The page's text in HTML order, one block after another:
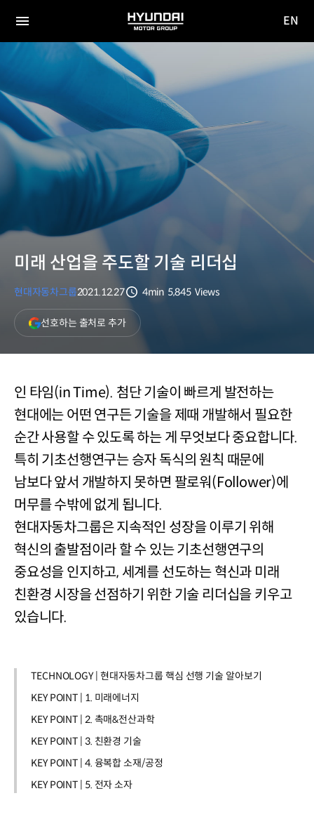
전체
HYUNDAI
MOTOR
GROUP
이동
EN
미래 산업을 주도할 기술 리더십
현대자동차그룹2021.12.27
4min 5,845 Views
선호하는 출처로 추가(새
창
열림)
인 타임(in Time). 첨단 기술이 빠르게 발전하는
현대에는 어떤 연구든 기술을 제때 개발해서 필요한
순간 사용할 수 있도록 하는 게 무엇보다 중요합니다.
특히 기초선행연구는 승자 독식의 원칙 때문에
남보다 앞서 개발하지 못하면 팔로워(Follower)에
머무를 수밖에 없게 됩니다.
현대자동차그룹은 지속적인 성장을 이루기 위해
혁신의 출발점이라 할 수 있는 기초선행연구의
중요성을 인지하고, 세계를 선도하는 혁신과 미래
친환경 시장을 선점하기 위한 기술 리더십을 키우고
있습니다.
TECHNOLOGY | 현대자동차그룹 핵심 선행 기술 알아보기
KEY POINT | 1. 미래에너지
KEY POINT | 2. 촉매&전산과학
KEY POINT | 3. 친환경 기술
KEY POINT | 4. 융복합 소재/공정
KEY POINT | 5. 전자 소자